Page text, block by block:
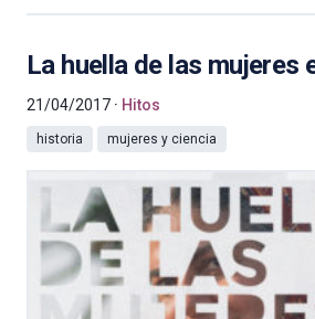
La huella de las mujeres
21/04/2017 Hitos
historia mujeres y ciencia